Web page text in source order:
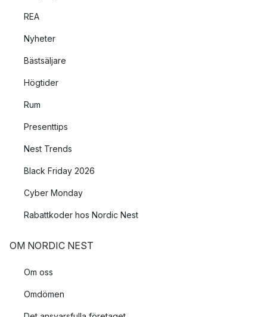
REA
Nyheter
Bästsäljare
Högtider
Rum
Presenttips
Nest Trends
Black Friday 2026
Cyber Monday
Rabattkoder hos Nordic Nest
OM NORDIC NEST
Om oss
Omdömen